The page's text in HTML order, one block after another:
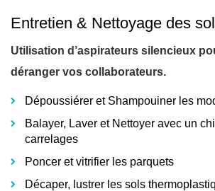
Entretien & Nettoyage des
Utilisation d’aspirateurs silencieux
déranger vos collaborateurs.
Dépoussiérer et Shampouiner les
Balayer, Laver et Nettoyer avec un
carrelages
Poncer et vitrifier les parquets
Décaper, lustrer les sols